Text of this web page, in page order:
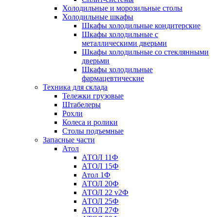
Холодильные и морозильные столы
Холодильные шкафы
Шкафы холодильные кондитерские
Шкафы холодильные с
металлическими дверьми
Шкафы холодильные со стеклянными
дверьми
Шкафы холодильные
фармацевтические
Техника для склада
Тележки грузовые
Штабелеры
Рохли
Колеса и ролики
Столы подъемные
Запасные части
Атол
АТОЛ 11Ф
АТОЛ 15Ф
Атол 1Ф
АТОЛ 20Ф
АТОЛ 22 v2Ф
АТОЛ 25Ф
АТОЛ 27Ф